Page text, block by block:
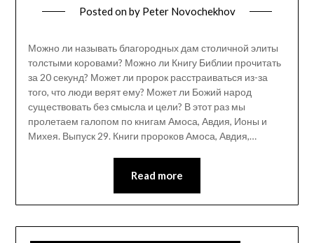
Posted onby Peter Novochekhov
Можно ли называть благородных дам столичной элиты
толстыми коровами? Можно ли Книгу Библии прочитать
за 20 секунд? Может ли пророк расстраиваться из-за
того, что люди верят ему? Может ли Божий народ
существовать без смысла и цели? В этот раз мы
пролетаем галопом по книгам Амоса, Авдия, Ионы и
Михея. Выпуск 29. Книги пророков Амоса, Авдия,…
Read more